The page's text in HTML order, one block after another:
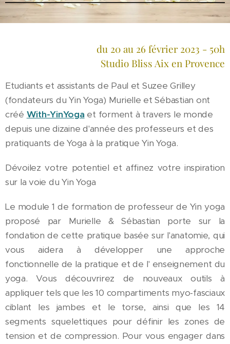
du 20 au 26 février 2023 - 50h
Studio Bliss Aix en Provence
Etudiants et assistants de Paul et Suzee Grilley
(fondateurs du Yin Yoga) Murielle et Sébastian ont
créé With-YinYoga et forment à travers le monde
depuis une dizaine d'année des professeurs et des
pratiquants de Yoga à la pratique Yin Yoga.
Dévoilez votre potentiel et affinez votre inspiration
sur la voie du Yin Yoga
Le module 1 de formation de professeur de Yin yoga
proposé par Murielle & Sébastian porte sur la
fondation de cette pratique basée sur l'anatomie, qui
vous aidera à développer une approche
fonctionnelle de la pratique et de l' enseignement du
yoga. Vous découvrirez de nouveaux outils à
appliquer tels que les 10 compartiments myo-fasciaux
ciblant les jambes et le torse, ainsi que les 14
segments squelettiques pour définir les zones de
tension et de compression. Pour vous engager dans